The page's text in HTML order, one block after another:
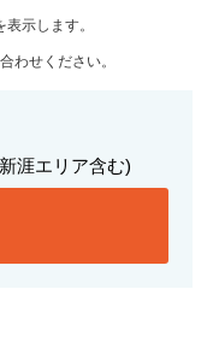
示します。
わせください。
涯エリア含む)